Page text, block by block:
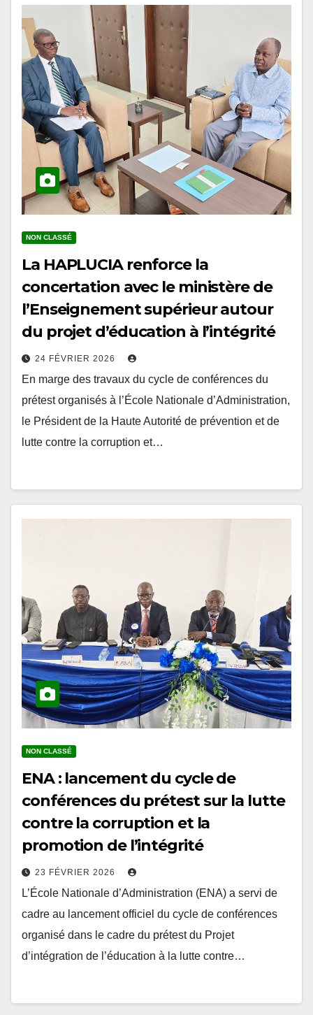
NON CLASSÉ
La HAPLUCIA renforce la
concertation avec le ministère de
l’Enseignement supérieur autour
du projet d’éducation à l’intégrité
24 FÉVRIER 2026
En marge des travaux du cycle de conférences du
prétest organisés à l’École Nationale d’Administration,
le Président de la Haute Autorité de prévention et de
lutte contre la corruption et…
NON CLASSÉ
ENA : lancement du cycle de
conférences du prétest sur la lutte
contre la corruption et la
promotion de l’intégrité
23 FÉVRIER 2026
L’École Nationale d’Administration (ENA) a servi de
cadre au lancement officiel du cycle de conférences
organisé dans le cadre du prétest du Projet
d’intégration de l’éducation à la lutte contre…